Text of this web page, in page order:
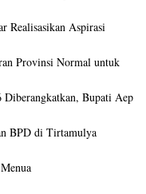
Realisasikan Aspirasi
Provinsi Normal untuk
Bupati Aep
BPD di Tirtamulya